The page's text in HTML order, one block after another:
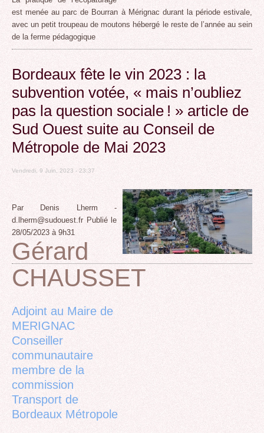
est menée au parc de Bourran à Mérignac durant la période estivale,
avec un petit troupeau de moutons hébergé le reste de l’année au sein
de la ferme pédagogique
Bordeaux fête le vin 2023 : la
subvention votée, « mais n’oubliez
pas la question sociale ! » article de
Sud Ouest suite au Conseil de
Métropole de Mai 2023
Vendredi, 9 Juin, 2023 - 23:37
Par Denis Lherm -
d.lherm@sudouest.fr Publié le
28/05/2023 à 9h31
Back
to
Gérard
CHAUSSET
Adjoint au Maire de
MERIGNAC
Conseiller
communautaire
membre de la
commission
Transport de
Bordeaux Métropole